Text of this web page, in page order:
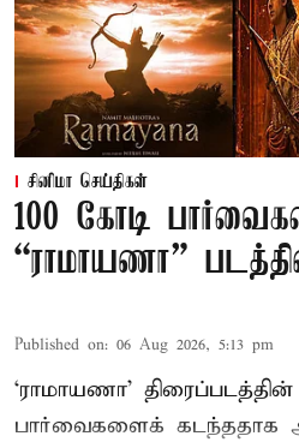
சினிமா செய்திகள்
100 கோடி
“ராமாயணா”
Published on: 06 Aug 2026, 5:13 pm
‘ராமாயணா’
பார்வைகளைக் கடந்ததாக